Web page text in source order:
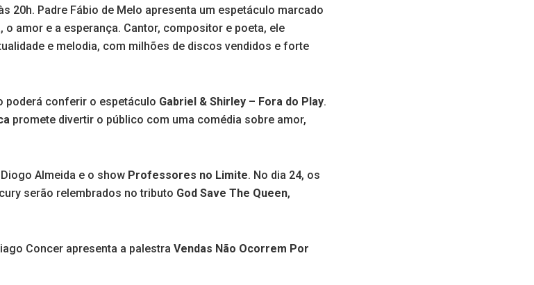
20h. Padre Fábio de Melo apresenta um espetáculo marcado
amor e a esperança. Cantor, compositor e poeta, ele
e melodia, com milhões de discos vendidos e forte
poderá conferir o espetáculo Gabriel & Shirley – Fora do Play.
promete divertir o público com uma comédia sobre amor,
Almeida e o show Professores no Limite. No dia 24, os
serão relembrados no tributo God Save The Queen,
Concer apresenta a palestra Vendas Não Ocorrem Por